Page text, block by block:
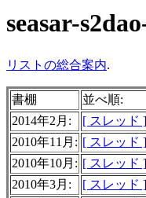
seasar-
リストの総合案内.
書棚 並べ順:
2014年2月:
[ スレッド ]
2010年11月: [ スレッド ]
2010年10月: [ スレッド ]
2010年3月:
[ スレッド ]